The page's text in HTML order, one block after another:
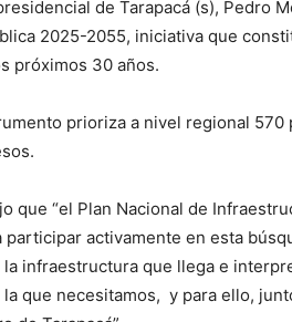
de Tarapacá (s), Pedro
2025-2055, iniciativa que
próximos 30 años.
prioriza a nivel regional
que “el Plan Nacional de
activamente en esta
infraestructura que llega e
que necesitamos, y para ello,